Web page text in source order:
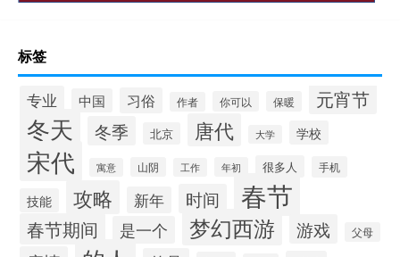
标签
专业 中国 习俗 作者 你可以 保暖 元宵节
冬天 冬季 北京 唐代 大学 学校
宋代 寓意 山阴 工作 年初 很多人 手机
技能 攻略 新年 时间 春节
春节期间 是一个 梦幻西游 游戏 父母